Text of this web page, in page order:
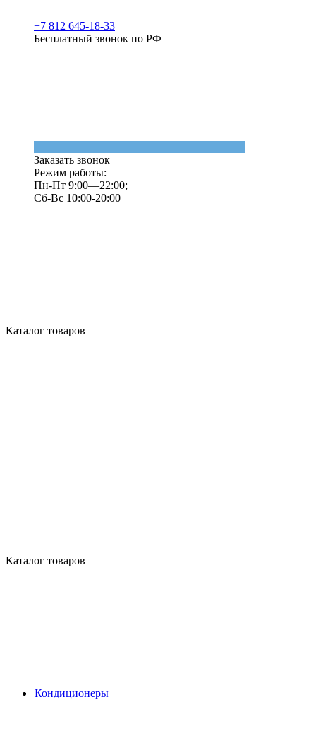
+7 812 645-18-33
Бесплатный звонок по РФ
Заказать звонок
Режим работы:
Пн-Пт 9:00—22:00;
Сб-Вс 10:00-20:00
Каталог товаров
Каталог товаров
Кондиционеры